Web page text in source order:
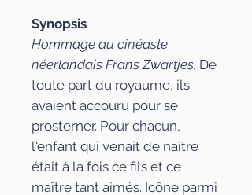
Synopsis
Hommage au cinéaste
néerlandais Frans Zwartjes. De
toute part du royaume, ils
avaient accouru pour se
prosterner. Pour chacun,
l'enfant qui venait de naître
était à la fois ce fils et ce
maître tant aimés. Icône parmi